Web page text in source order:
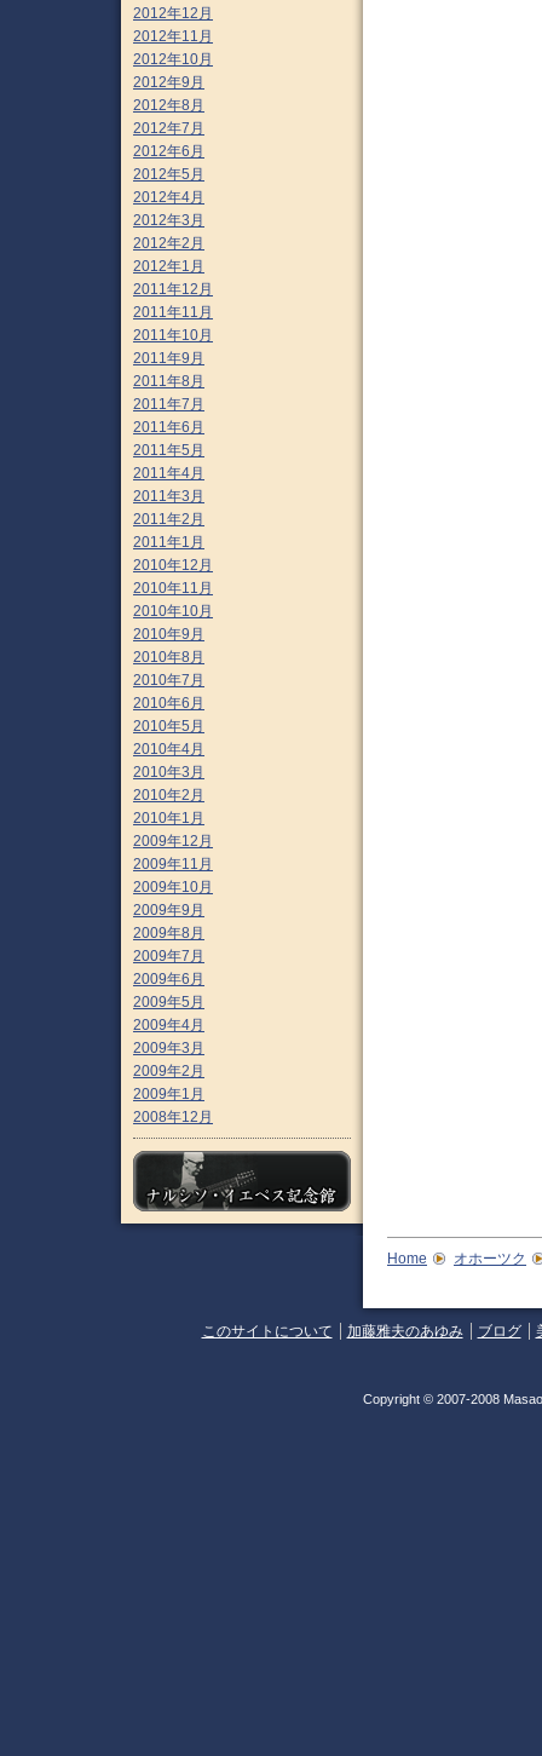
2012年12月
2012年11月
2012年10月
2012年9月
2012年8月
2012年7月
2012年6月
2012年5月
2012年4月
2012年3月
2012年2月
2012年1月
2011年12月
2011年11月
2011年10月
2011年9月
2011年8月
2011年7月
2011年6月
2011年5月
2011年4月
2011年3月
2011年2月
2011年1月
2010年12月
2010年11月
2010年10月
2010年9月
2010年8月
2010年7月
2010年6月
2010年5月
2010年4月
2010年3月
2010年2月
2010年1月
2009年12月
2009年11月
2009年10月
2009年9月
2009年8月
2009年7月
2009年6月
2009年5月
2009年4月
2009年3月
2009年2月
2009年1月
2008年12月
Home オホーツク
このサイトについて 加藤雅夫のあゆみ ブログ
Copyright © 2007-2008